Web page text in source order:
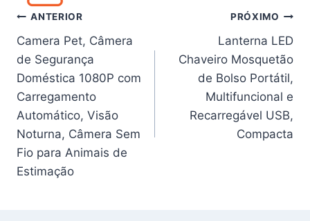
Navegação
de
Post
ANTERIOR
Camera Pet, Câmera
de Segurança
Doméstica 1080P com
Carregamento
Automático, Visão
Noturna, Câmera Sem
Fio para Animais de
Estimação
PRÓXIMO
Lanterna LED
Chaveiro Mosquetão
de Bolso Portátil,
Multifuncional e
Recarregável USB,
Compacta